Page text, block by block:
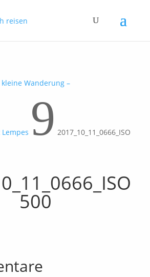
kleine Wanderung –
9 2017_10_11_0666_ISO
500